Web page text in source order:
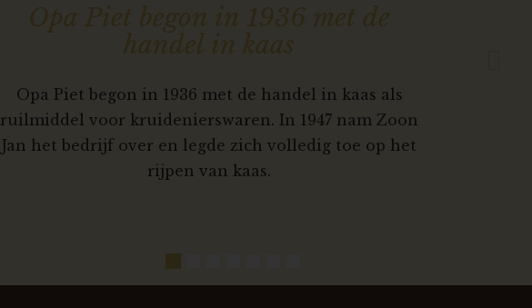
Opa Piet begon in 1936 met de
handel in kaas
Opa Piet begon in 1936 met de handel in kaas als
ruilmiddel voor kruidenierswaren. In 1947 nam Zoon
Jan het bedrijf over en legde zich volledig toe op het
rijpen van kaas.